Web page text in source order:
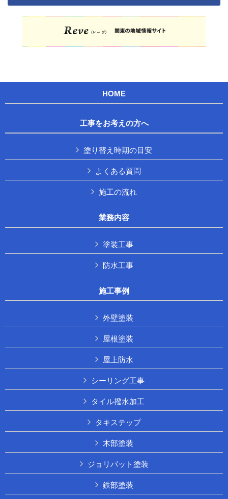
HOME
工事をお考えの方へ
塗り替え時期の目安
よくある質問
施工の流れ
業務内容
塗装工事
防水工事
施工事例
外壁塗装
屋根塗装
屋上防水
シーリング工事
タイル撥水加工
タキステップ
木部塗装
ジョリパット塗装
鉄部塗装